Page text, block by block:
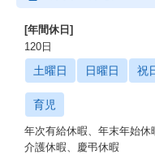
[年間休日]
120日
土曜日 日曜日 祝
育児
年次有給休暇、年末年始休
介護休暇、慶弔休暇